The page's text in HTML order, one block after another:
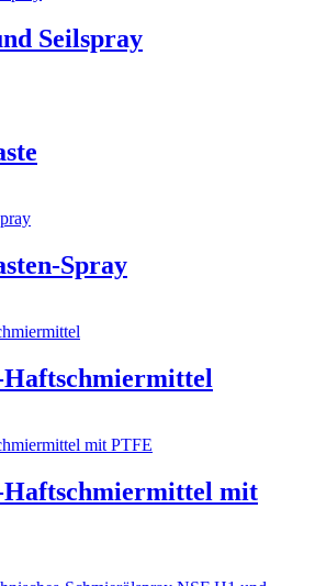
Seilspray
Spray
Haftschmiermittel mit